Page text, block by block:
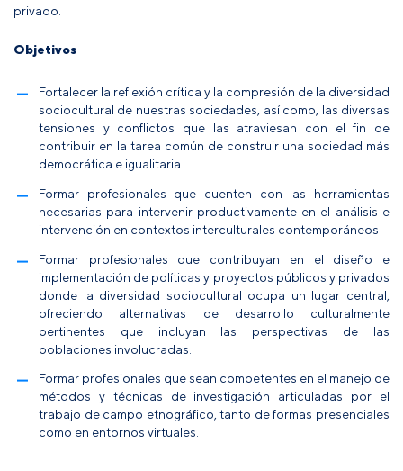
privado.
Objetivos
Fortalecer la reflexión crítica y la compresión de la diversidad
sociocultural de nuestras sociedades, así como, las diversas
tensiones y conflictos que las atraviesan con el fin de
contribuir en la tarea común de construir una sociedad más
democrática e igualitaria.
Formar profesionales que cuenten con las herramientas
necesarias para intervenir productivamente en el análisis e
intervención en contextos interculturales contemporáneos
Formar profesionales que contribuyan en el diseño e
implementación de políticas y proyectos públicos y privados
donde la diversidad sociocultural ocupa un lugar central,
ofreciendo alternativas de desarrollo culturalmente
pertinentes que incluyan las perspectivas de las
poblaciones involucradas.
Formar profesionales que sean competentes en el manejo de
métodos y técnicas de investigación articuladas por el
trabajo de campo etnográfico, tanto de formas presenciales
como en entornos virtuales.